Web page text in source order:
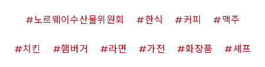
노르웨이수산물위원회 한식 커피 맥주
치킨 햄버거 라면 가전 화장품 셰프